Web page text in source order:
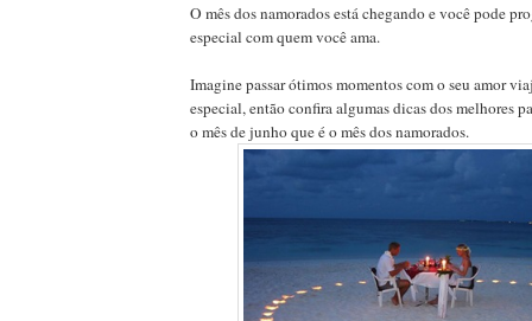
O mês dos namorados está chegando e você pode
especial com quem você ama.
Imagine passar ótimos momentos com o seu amor
especial, então confira algumas dicas dos melhores
o mês de junho que é o mês dos namorados.